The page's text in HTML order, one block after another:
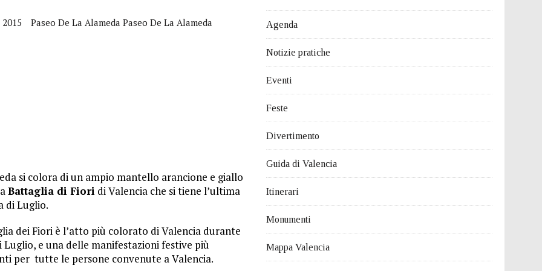
PROPOSTE DALL’OCEANOGRÀ FIC
DA VISITARE
MODO EFFICACE
FARE VOLONTARIATO A VALENCIA
DI LAVORO PER ITALIANI
A VALENCIA
E FRANCIA. NICOLETTA E IL SOGNO DI VIVERE IN SPAGNA.
2017
Paseo De La Alameda Paseo De La Alameda
si colora di un ampio mantello arancione e giallo
Battaglia di Fiori di Valencia che si tiene l’ultima
di Luglio.
dei Fiori è l’atto più colorato di Valencia durante
Luglio, e una delle manifestazioni festive più
per tutte le persone convenute a Valencia.
Agenda
Notizie pratiche
Eventi
Feste
Divertimento
Guida di Valencia
Itinerari
Monumenti
Mappa Valencia